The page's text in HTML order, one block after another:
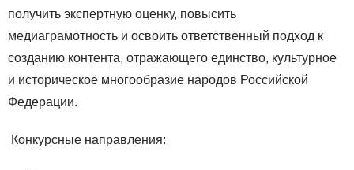
получить экспертную оценку, повысить
медиаграмотность и освоить ответственный подход к
созданию контента, отражающего единство, культурное
и историческое многообразие народов Российской
Федерации.
Конкурсные направления: